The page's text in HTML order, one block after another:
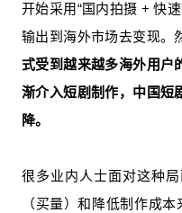
开始采用“国内拍摄 + 快
输出到海外市场去变现。
式受到越来越多海外用户
渐介入短剧制作，中国短
降。
很多业内人士面对这种
（买量）和降低制作成